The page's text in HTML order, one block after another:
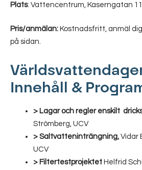
Plats: Vattencentrum, Kaserngatan 11
Pris/anmälan: Kostnadsfritt, anmäl
på sidan.
Innehåll &
> Lagar och regler enskilt
Strömberg, UCV
> Saltvatteninträngning, Vidar
UCV
> Filtertestprojektet Helfrid